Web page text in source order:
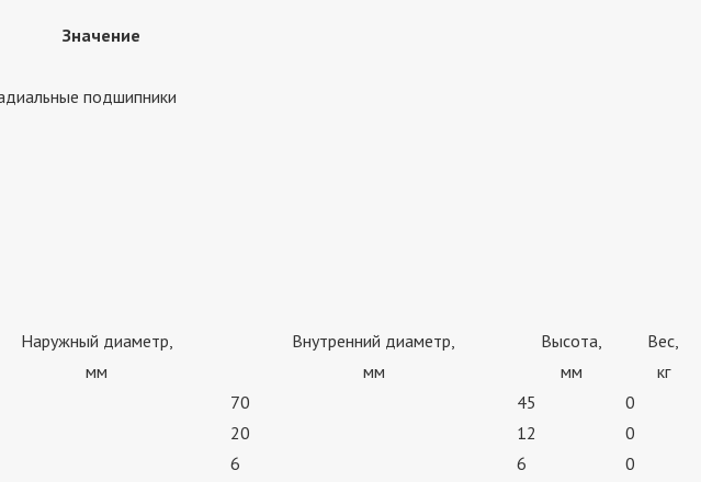
Значение
подшипники
Наружный диаметр,
мм
Внутренний диаметр,
мм
Высота,
мм
Вес,
кг
70 45
0
20 12
0
6 6
0